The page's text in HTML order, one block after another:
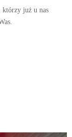
którzy już u nas